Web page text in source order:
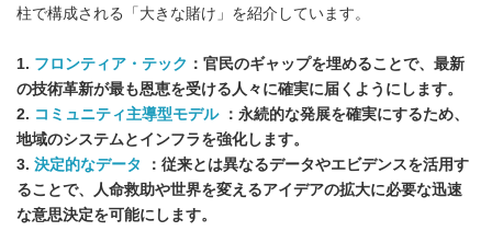
柱で構成される「大きな賭け」を紹介しています。
1. フロンティア・テック ：官民のギャップを埋めることで、最新
の技術革新が最も恩恵を受ける人々に確実に届くようにします。
2. コミュニティ主導型モデル：永続的な発展を確実にするため、
地域のシステムとインフラを強化します。
3. 決定的なデータ
：従来とは異なるデータやエビデンスを活用す
ることで、人命救助や世界を変えるアイデアの拡大に必要な迅速
な意思決定を可能にします。